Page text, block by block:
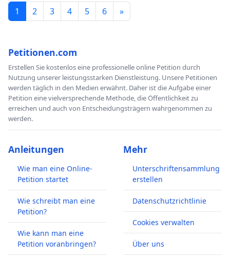
1 2 3 4 5 6 »
Petitionen.com
Erstellen Sie kostenlos eine professionelle online Petition durch
Nutzung unserer leistungsstarken Dienstleistung. Unsere Petitionen
werden täglich in den Medien erwähnt. Daher ist die Aufgabe einer
Petition eine vielversprechende Methode, die Öffentlichkeit zu
erreichen und auch von Entscheidungsträgern wahrgenommen zu
werden.
Anleitungen
Wie man eine Online-
Petition startet
Wie schreibt man eine
Petition?
Wie kann man eine
Petition voranbringen?
Mehr
Unterschriftensammlung
erstellen
Datenschutzrichtlinie
Cookies verwalten
Über uns